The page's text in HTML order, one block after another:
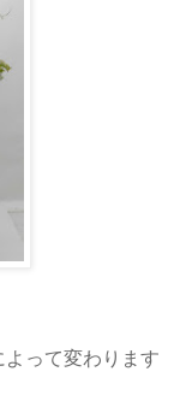
って変わります